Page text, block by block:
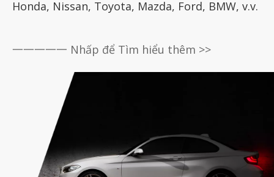
Honda, Nissan, Toyota, Mazda, Ford, BMW, v.v.
一一一一一 Nhấp để Tìm hiểu thêm >>